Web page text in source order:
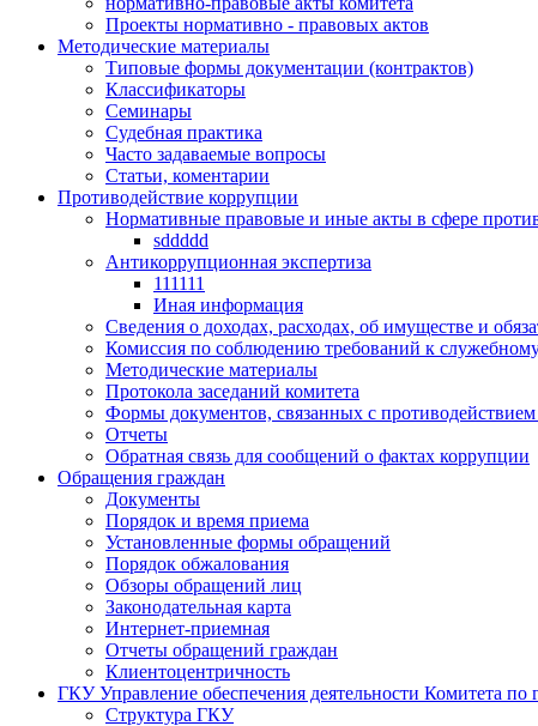
Проекты нормативно - правовых актов
Методические материалы
Типовые формы документации (контрактов)
Классификаторы
Семинары
Судебная практика
Часто задаваемые вопросы
Статьи, коментарии
Противодействие коррупции
Нормативные правовые и иные акты в сфере
sddddd
Антикоррупционная экспертиза
111111
Иная информация
Сведения о доходах, расходах, об имуществе и
Комиссия по соблюдению требований к
Методические материалы
Протокола заседаний комитета
Формы документов, связанных с
Отчеты
Обратная связь для сообщений о фактах коррупции
Обращения граждан
Документы
Порядок и время приема
Установленные формы обращений
Порядок обжалования
Обзоры обращений лиц
Законодательная карта
Интернет-приемная
Отчеты обращений граждан
Клиентоцентричность
ГКУ Управление обеспечения деятельности Комитета по
Структура ГКУ